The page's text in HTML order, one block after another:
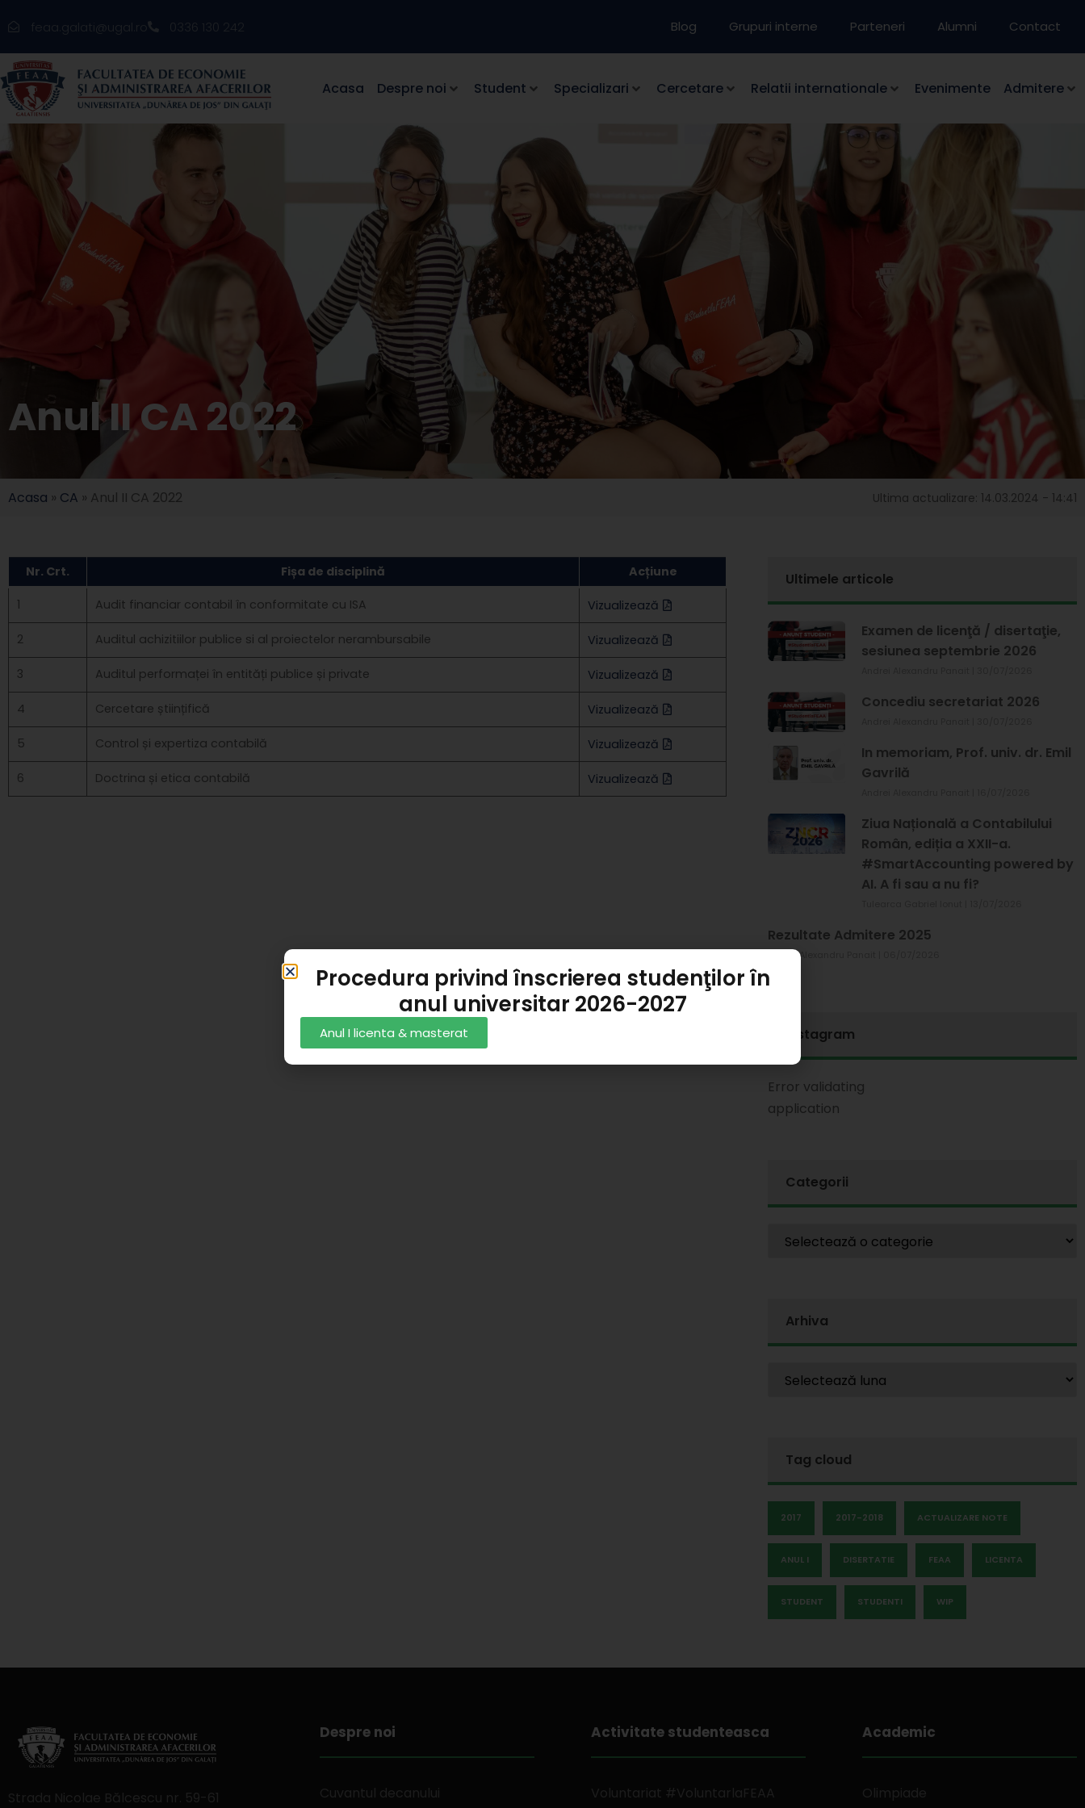
feaa.galati@ugal.ro 0336 130 242 Blog Grupuri interne Parteneri Alumni Contact
Acasa Despre noi Student Specializari Cercetare Relatii internationale Evenimente Admitere
Anul II CA 2022
Acasa » CA » Anul II CA 2022 Ultima actualizare: 14.03.2024 - 14:41
Nr. Crt. Fișa de disciplină Acțiune
1 Audit financiar contabil în conformitate cu ISA Vizualizează
2 Auditul achizitiilor publice si al proiectelor nerambursabile Vizualizează
3 Auditul performaței în entități publice și private Vizualizează
4 Cercetare științifică Vizualizează
5 Control și expertiza contabilă Vizualizează
6 Doctrina și etica contabilă Vizualizează
Ultimele articole
Examen de licenţă / disertaţie,
sesiunea septembrie 2026
Concediu secretariat 2026
In memoriam, Prof. univ. dr. Emil
Gavrilă
Ziua Națională a Contabilului
Român, ediția a XXII-a.
#SmartAccounting powered by
AI. A fi sau a nu fi?
Rezultate Admitere 2025
Andrei Alexandru Panait
Instagram
Error validating
application
Categorii
Arhiva
Tag cloud
2017 2017-2018 ACTUALIZARE NOTE
ANUL I DISERTATIE FEAA LICENTA
STUDENT STUDENTI WIP
Despre noi Activitate studenteasca Academic
Procedura privind înscrierea studenţilor în
anul universitar 2026-2027
Anul I licenta & masterat